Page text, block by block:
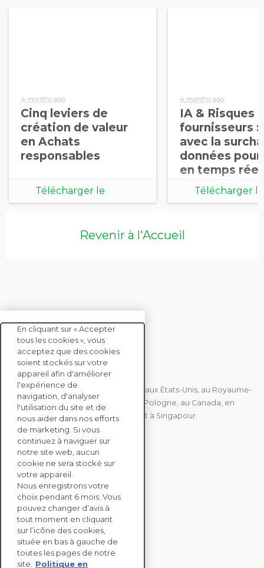
4 months ago
Cinq leviers de
création de valeur
en Achats
responsables
Télécharger le
4 months ago
IA & Risques
fournisseurs :
avec la
données
en temps réel
Télécharger le
Revenir à l'Accueil
CONTACTEZ-NOUS
Nous avons des bureaux en France, aux États-Unis, au Royaume-
Uni, à Hong Kong, à l'île Maurice, en Pologne, au Canada, en
Allemagne, au Japon, en Espagne et à Singapour.
CONTACTEZ-NOUS
SOLUTIONS
ENTERPRISE
ÉVALUATIONS RSE
RESSOURCES
À PROPOS
En cliquant sur « Accepter
tous les cookies », vous
acceptez que des cookies
soient stockés sur votre
appareil afin d'améliorer
l'expérience de
navigation, d'analyser
l'utilisation du site et de
nous aider dans nos efforts
de marketing. Si vous
continuez à naviguer sur
notre site web, aucun
cookie ne sera stocké sur
votre appareil.
Nous enregistrons votre
choix pendant 6 mois. Vous
pouvez changer d’avis à
tout moment en cliquant
sur l’icône des cookies,
située en bas à gauche de
toutes les pages de notre
site.
Politique en